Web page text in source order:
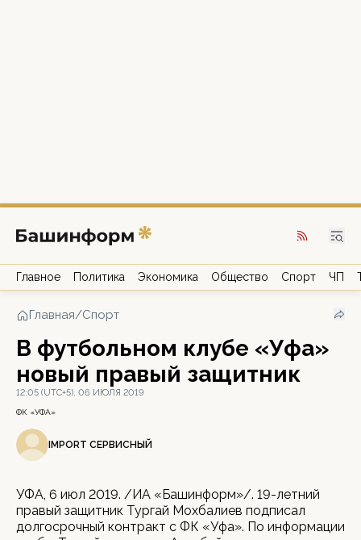
Главное Политика Экономика Общество Спорт ЧП
Главная/Спорт
В футбольном клубе «Уфа»
новый правый защитник
12:05 (UTC+5), 06 ИЮЛЯ 2019
ФК «УФА»
IMPORT СЕРВИСНЫЙ
УФА, 6 июл 2019. /ИА «Башинформ»/. 19-летний
правый защитник Тургай Мохбалиев подписал
долгосрочный контракт с ФК «Уфа». По информации